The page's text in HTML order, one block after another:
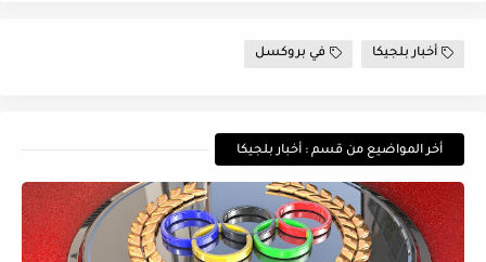
أخبار بلجيكا في بروكسل
أخر المواضيع من قسم : أخبار بلجيكا